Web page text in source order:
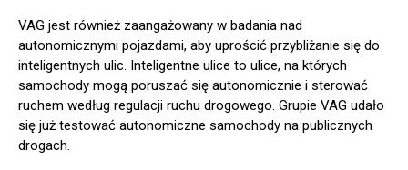
VAG jest również zaangażowany w badania nad
autonomicznymi pojazdami, aby uprościć przybliżanie się do
inteligentnych ulic. Inteligentne ulice to ulice, na których
samochody mogą poruszać się autonomicznie i sterować
ruchem według regulacji ruchu drogowego. Grupie VAG udało
się już testować autonomiczne samochody na publicznych
drogach.